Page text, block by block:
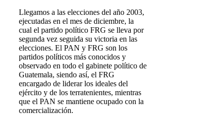
Llegamos a las elecciones del año 2003,
ejecutadas en el mes de diciembre, la
cual el partido político FRG se lleva por
segunda vez seguida su victoria en las
elecciones. El PAN y FRG son los
partidos políticos más conocidos y
observado en todo el gabinete político de
Guatemala, siendo así, el FRG
encargado de liderar los ideales del
ejército y de los terratenientes, mientras
que el PAN se mantiene ocupado con la
comercialización.